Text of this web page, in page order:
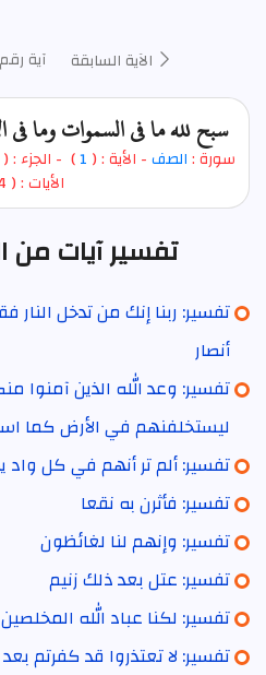
الآية السابقة آية رقم 1
سبح لله ما في السموات وما
سورة :الصف- الأية : ( 1
) - الجزء : (
الأيات : ( 14 )
تفسير آيات من
تفسير: ربنا إنك من تدخل النار
أنصار
تفسير: وعد الله الذين آمنوا
ليستخلفنهم في الأرض كما
تفسير: ألم تر أنهم في كل
تفسير: فأثرن به نقعا
تفسير: وإنهم لنا لغائظون
تفسير: عتل بعد ذلك زنيم
تفسير: لكنا عباد الله المخلصين
تفسير: لا تعتذروا قد كفرتم